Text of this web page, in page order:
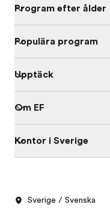
Program efter ålder
Populära program
Upptäck
Om EF
Kontor i Sverige
Sverige / Svenska